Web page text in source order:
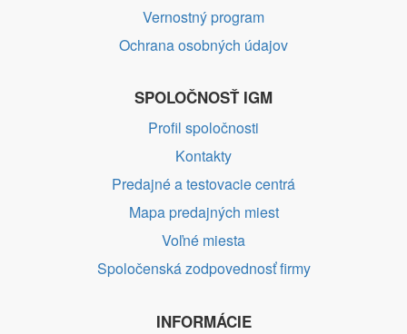
Vernostný program
Ochrana osobných údajov
SPOLOČNOSŤ IGM
Profil spoločnosti
Kontakty
Predajné a testovacie centrá
Mapa predajných miest
Voľné miesta
Spoločenská zodpovednosť firmy
INFORMÁCIE